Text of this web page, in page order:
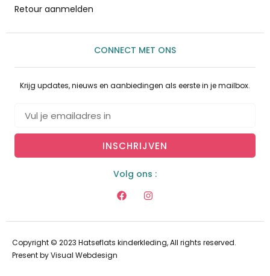
Retour aanmelden
CONNECT MET ONS
Krijg updates, nieuws en aanbiedingen als eerste in je mailbox.
INSCHRIJVEN
Volg ons :
Copyright © 2023 Hatseflats kinderkleding, All rights reserved.
Present byVisual Webdesign